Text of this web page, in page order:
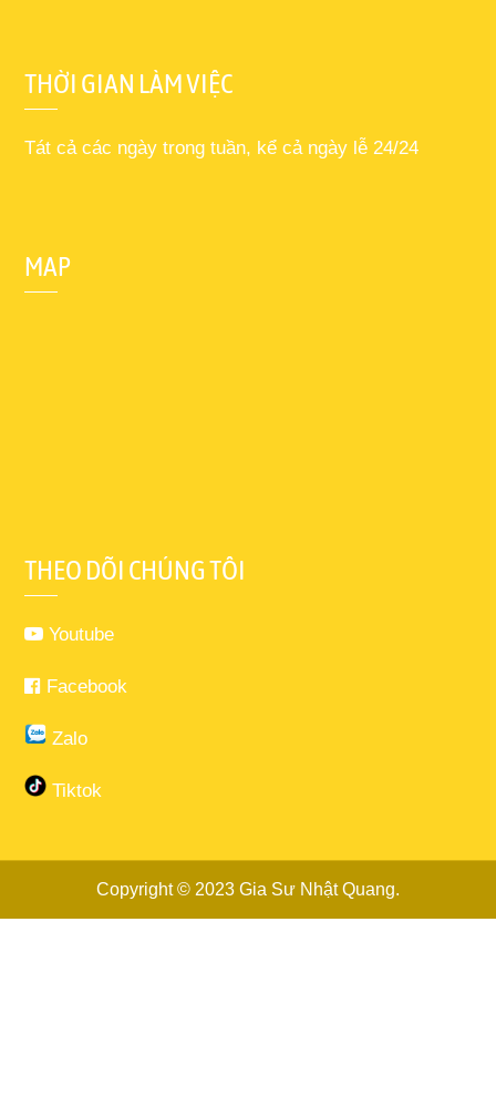
THỜI GIAN LÀM VIỆC
Tát cả các ngày trong tuần, kể cả ngày lễ 24/24
MAP
THEO DÕI CHÚNG TÔI
Youtube
Facebook
Zalo
Tiktok
Copyright © 2023 Gia Sư Nhật Quang.